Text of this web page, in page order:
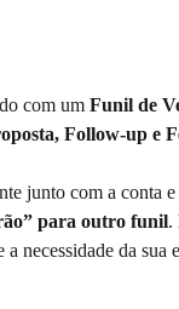
com um Funil de
Follow-up e
junto com a conta e
para outro funil.
necessidade da sua